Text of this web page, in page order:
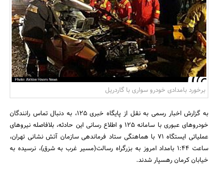
بانک، بیمه و سرمایه
مسکن و ساختمان
برخورد بامدادی خودرو سواری با گاردریل
به گزارش اخبار رسمی به نقل از پایگاه خبری 125، به دنبال تماس رانندگان
خودروهای عبوری با سامانه 125 و اطلاع رسانی این حادثه، بلافاصله نیروهای
عملیاتی ایستگاه 71 با هماهنگی ستاد فرماندهی سازمان آتش نشانی تهران،
ساعت 1:44 بامداد امروز به بزرگراه رسالت(مسیر غرب به شرق)، نرسیده به
خیابان کرمان رهسپار شدند.